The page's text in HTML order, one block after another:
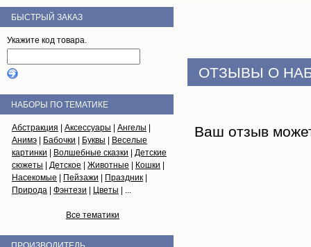
ОТЗЫВЫ О
Ваш отзыв
БЫСТРЫЙ ЗАКАЗ
Укажите код товара.
НАБОРЫ ПО ТЕМАТИКЕ
Абстракция Аксессуары Ангелы
Анимэ
Бабочки Буквы
Веселые
картинки
Волшебные сказки
Детские
сюжеты
Детское Животные Кошки
Насекомые
Пейзажи Праздник
Природа
Фэнтези Цветы | ...
Все тематики